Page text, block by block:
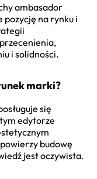
ambasador
na rynku i
i solidności.
marki?
się
edytorze
budowę
jest oczywista.